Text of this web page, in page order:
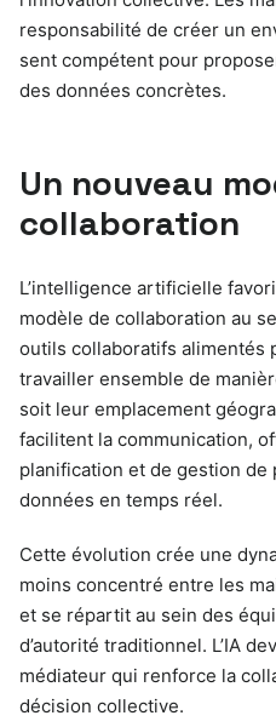
responsabilité de créer un
sent compétent pour
des données concrètes.
Un nouveau
collaboration
L’intelligence artificielle
modèle de collaboration au
outils collaboratifs alimentés
travailler ensemble de
soit leur emplacement
facilitent la communication,
planification et de gestion
données en temps réel.
Cette évolution crée une
moins concentré entre les
et se répartit au sein des
d’autorité traditionnel. L’IA
médiateur qui renforce la
décision collective.